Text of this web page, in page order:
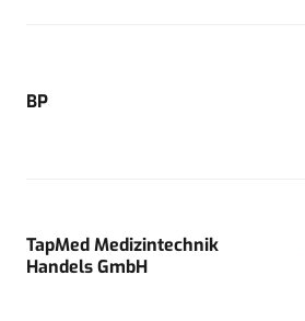
BP
TapMed Medizintechnik
Handels GmbH